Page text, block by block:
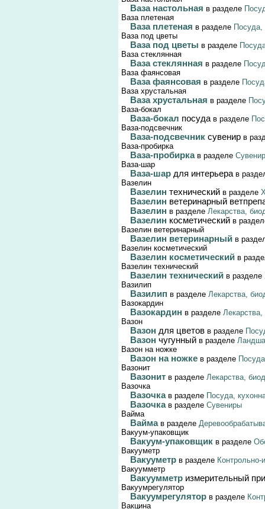
Ваза настольная в разделе
Ваза плетеная
Ваза плетеная в разделе Посуда,
Ваза под цветы
Ваза под цветы в разделе
Ваза стеклянная
Ваза стеклянная в разделе
Ваза фаянсовая
Ваза фаянсовая в разделе
Ваза хрустальная
Ваза хрустальная в разделе
Ваза-бокал
Ваза-бокал посудав разделе
Ваза-подсвечник
Ваза-подсвечник сувенир в
Ваза-пробирка
Ваза-пробирка в разделе
Ваза-шар
Ваза-шар для интерьерав
Вазелин
Вазелин технический в разделе
Вазелин ветеринарный
Вазелин в разделе Лекарства,
Вазелин косметический в
Вазелин ветеринарный
Вазелин ветеринарный в
Вазелин косметический
Вазелин косметический в
Вазелин технический
Вазелин технический в разделе
Вазилип
Вазилип в разделе Лекарства,
Вазокардин
Вазокардин в разделе
Вазон
Вазон для цветов в разделе
Вазон чугунный в разделе
Вазон на ножке
Вазон на ножке в разделе
Вазонит
Вазонит в разделе Лекарства,
Вазочка
Вазочка в разделе Посуда,
Вазочка в разделе Сувениры
Вайма
Вайма в разделе
Вакуум-упаковщик
Вакуум-упаковщик в разделе
Вакууметр
Вакууметр в разделе
Вакуумметр
Вакуумметр измерительный
Вакуумрегулятор
Вакуумрегулятор в разделе
Вакцина